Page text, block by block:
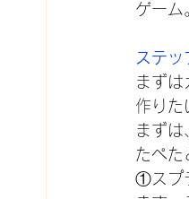
ゲーム
ステ
まずは
作りた
まずは
たぺた
①スプ